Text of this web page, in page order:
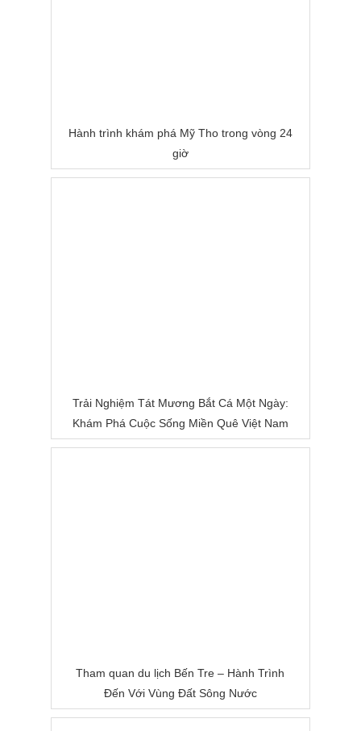
Hành trình khám phá Mỹ Tho trong vòng 24
giờ
Trải Nghiệm Tát Mương Bắt Cá Một Ngày:
Khám Phá Cuộc Sống Miền Quê Việt Nam
Tham quan du lịch Bến Tre – Hành Trình
Đến Với Vùng Đất Sông Nước